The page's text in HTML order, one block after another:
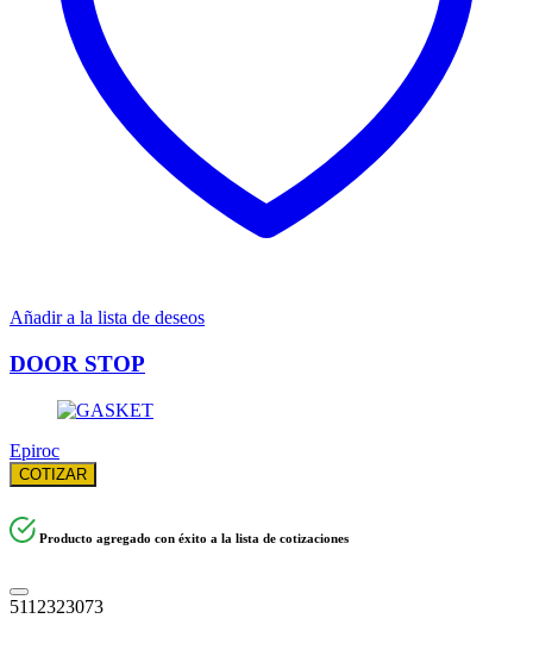
Añadir a la lista de deseos
DOOR STOP
Epiroc
COTIZAR
Producto agregado con éxito a la lista de cotizaciones
5112323073